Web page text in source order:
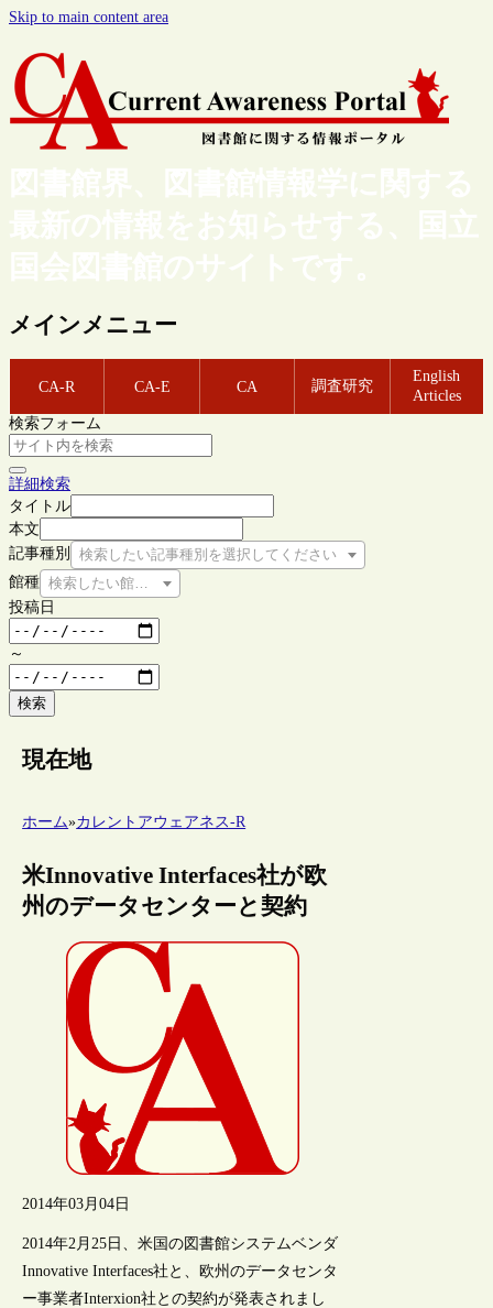
Skip to main content area
図書館界、図書館情報学に関する
最新の情報をお知らせする、国立
国会図書館のサイトです。
メインメニュー
CA-R CA-E CA 調査研究
English
Articles
検索フォーム
詳細検索
タイトル
本文
記事種別
検索したい記事種別を選択してください
館種 検索したい館種を選択してください
投稿日
～
検索
現在地
ホーム»カレントアウェアネス-R
米Innovative Interfaces社が欧
州のデータセンターと契約
2014年03月04日
2014年2月25日、米国の図書館システムベンダ
Innovative Interfaces社と、欧州のデータセンタ
ー事業者Interxion社との契約が発表されまし